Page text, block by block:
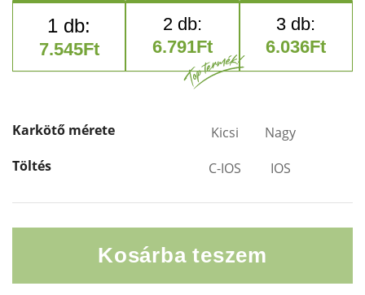
7.545Ft 6.791Ft 6.036Ft
Karkötő mérete Kicsi
Nagy
Töltés
C-IOS IOS
Kosárba teszem